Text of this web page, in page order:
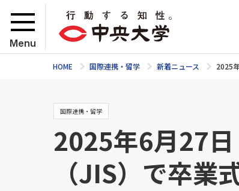
Menu
HOME 国際連携・留学 新着ニュース 2025
国際連携・留学
2025年6月27
（JIS）で卒業